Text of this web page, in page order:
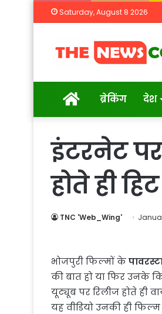
Saturday, August 8 2026
Homeब्रेकिंग देश
इंटरनेट
होते ही
TNC 'Web_Wing'
भोजपुरी फिल्मों के
की बात हो या फिर उनके
यूट्यूब पर रिलीज होते ही
यह वीडियो उनकी ही